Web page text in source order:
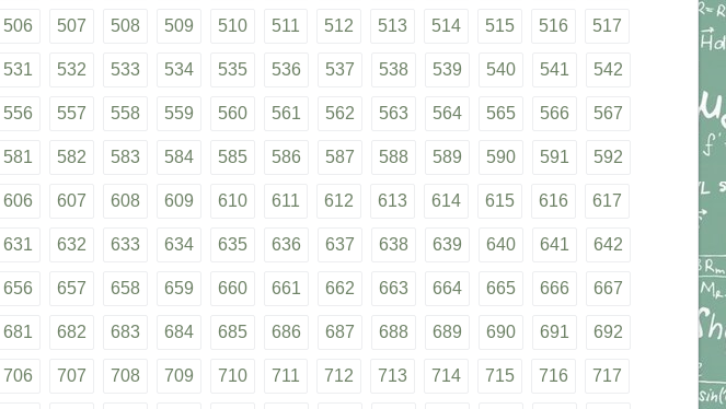
506 507 508 509 510 511 512 513 514 515 516 517
531 532 533 534 535 536 537 538 539 540 541 542
556 557 558 559 560 561 562 563 564 565 566 567
581 582 583 584 585 586 587 588 589 590 591 592
606 607 608 609 610 611 612 613 614 615 616 617
631 632 633 634 635 636 637 638 639 640 641 642
656 657 658 659 660 661 662 663 664 665 666 667
681 682 683 684 685 686 687 688 689 690 691 692
706 707 708 709 710 711 712 713 714 715 716 717